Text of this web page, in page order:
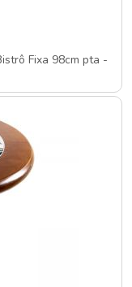
Fixa 98cm pta -